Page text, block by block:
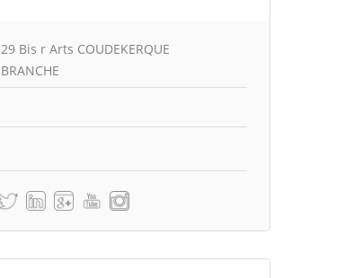
29 Bis r Arts COUDEKERQUE
BRANCHE